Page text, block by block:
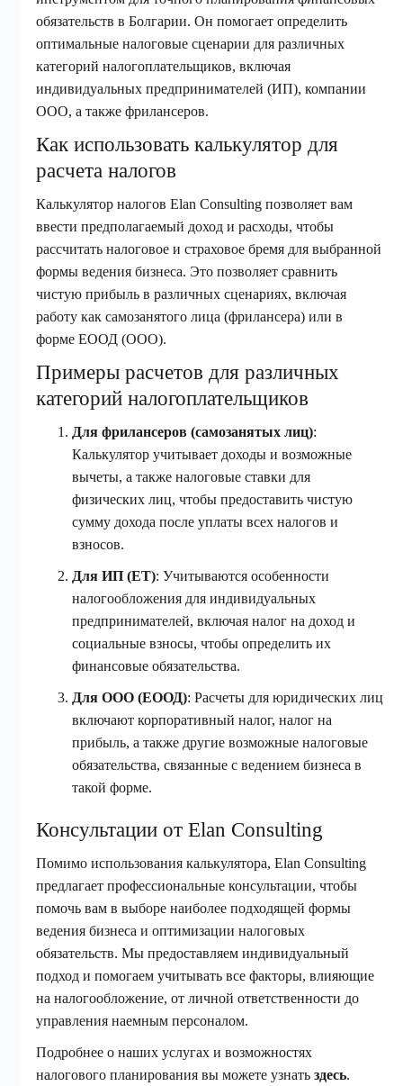
обязательств в Болгарии. Он помогает определить
оптимальные налоговые сценарии для различных
категорий налогоплательщиков, включая
индивидуальных предпринимателей (ИП), компании
ООО, а также фрилансеров.
Как использовать калькулятор для
расчета налогов
Калькулятор налогов Elan Consulting позволяет вам
ввести предполагаемый доход и расходы, чтобы
рассчитать налоговое и страховое бремя для выбранной
формы ведения бизнеса. Это позволяет сравнить
чистую прибыль в различных сценариях, включая
работу как самозанятого лица (фрилансера) или в
форме ЕООД (ООО).
Примеры расчетов для различных
категорий налогоплательщиков
Для фрилансеров (самозанятых лиц):
Калькулятор учитывает доходы и возможные
вычеты, а также налоговые ставки для
физических лиц, чтобы предоставить чистую
сумму дохода после уплаты всех налогов и
взносов.
Для ИП (ЕТ): Учитываются особенности
налогообложения для индивидуальных
предпринимателей, включая налог на доход и
социальные взносы, чтобы определить их
финансовые обязательства.
Для ООО (ЕООД): Расчеты для юридических лиц
включают корпоративный налог, налог на
прибыль, а также другие возможные налоговые
обязательства, связанные с ведением бизнеса в
такой форме.
Консультации от Elan Consulting
Помимо использования калькулятора, Elan Consulting
предлагает профессиональные консультации, чтобы
помочь вам в выборе наиболее подходящей формы
ведения бизнеса и оптимизации налоговых
обязательств. Мы предоставляем индивидуальный
подход и помогаем учитывать все факторы, влияющие
на налогообложение, от личной ответственности до
управления наемным персоналом.
Подробнее о наших услугах и возможностях
налогового планирования вы можете узнатьздесь.